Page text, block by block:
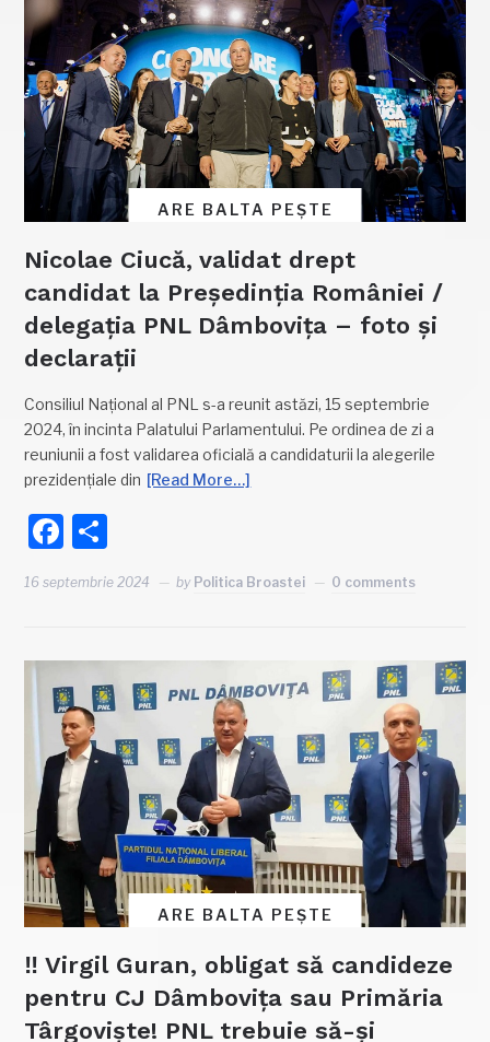
ARE BALTA PEȘTE
Nicolae Ciucă, validat drept
candidat la Președinția României /
delegația PNL Dâmbovița – foto și
declarații
Consiliul Național al PNL s-a reunit astăzi, 15 septembrie
2024, în incinta Palatului Parlamentului. Pe ordinea de zi a
reuniunii a fost validarea oficială a candidaturii la alegerile
prezidențiale din [Read More…]
Facebook
16 septembrie 2024 by Politica Broastei 0 comments
ARE BALTA PEȘTE
‼ Virgil Guran, obligat să candideze
pentru CJ Dâmbovița sau Primăria
Târgoviște! PNL trebuie să-și